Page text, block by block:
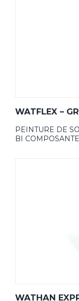
WATFLEX –
PEINTURE DE
BI
WATHAN